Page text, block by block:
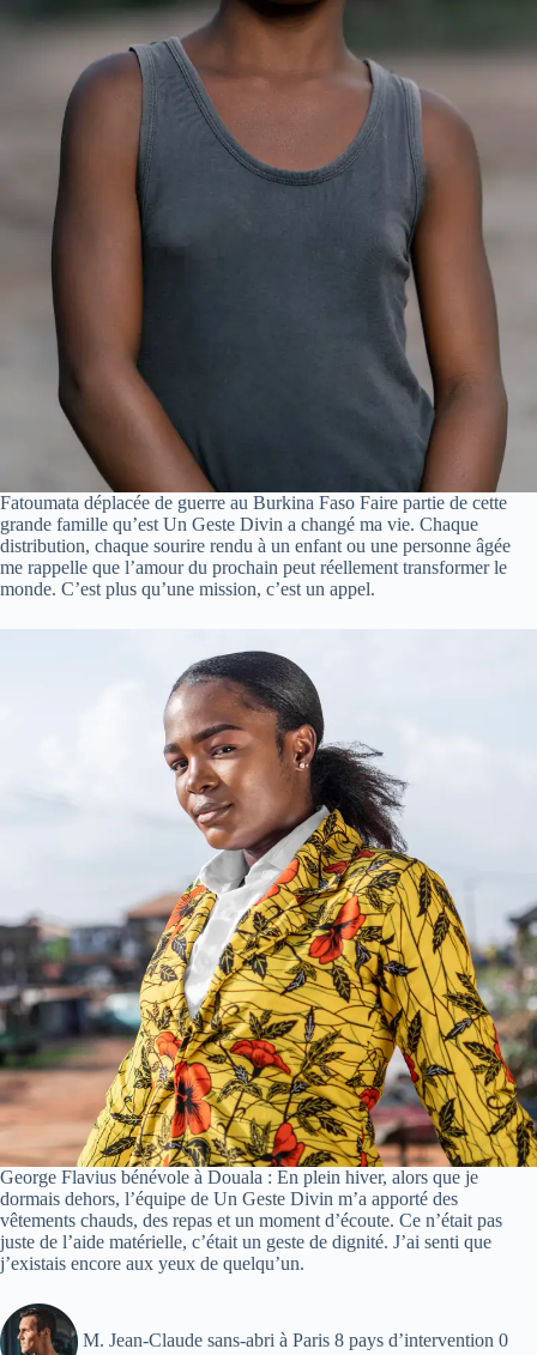
Fatoumata déplacée de guerre au Burkina Faso Faire partie de cette
grande famille qu’est Un Geste Divin a changé ma vie. Chaque
distribution, chaque sourire rendu à un enfant ou une personne âgée
me rappelle que l’amour du prochain peut réellement transformer le
monde. C’est plus qu’une mission, c’est un appel.
George Flavius bénévole à Douala : En plein hiver, alors que je
dormais dehors, l’équipe de Un Geste Divin m’a apporté des
vêtements chauds, des repas et un moment d’écoute. Ce n’était pas
juste de l’aide matérielle, c’était un geste de dignité. J’ai senti que
j’existais encore aux yeux de quelqu’un.
M. Jean-Claude sans-abri à Paris 8 pays d’intervention 0